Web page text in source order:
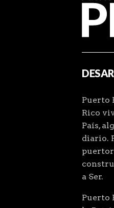
Puerto
Rico
País,
diario.
a Ser.
Puerto